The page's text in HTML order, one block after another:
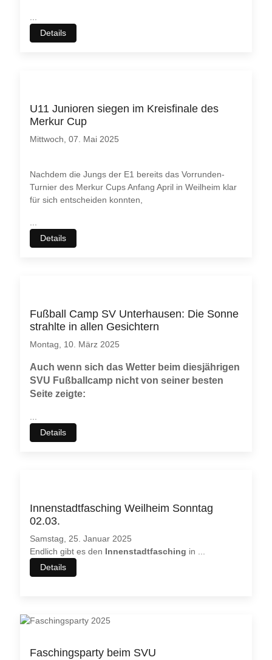
Details
U11 Junioren siegen im Kreisfinale des
Merkur Cup
Mittwoch, 07. Mai 2025
Nachdem die Jungs der E1 bereits das Vorrunden-
Turnier des Merkur Cups Anfang April in Weilheim klar
für sich entscheiden konnten,
Details
Fußball Camp SV Unterhausen: Die Sonne
strahlte in allen Gesichtern
Montag, 10. März 2025
Auch wenn sich das Wetter beim diesjährigen
SVU Fußballcamp nicht von seiner besten
Seite zeigte:
Details
Innenstadtfasching Weilheim Sonntag
02.03.
Samstag, 25. Januar 2025
Endlich gibt es den Innenstadtfasching in
Details
Faschingsparty beim SVU